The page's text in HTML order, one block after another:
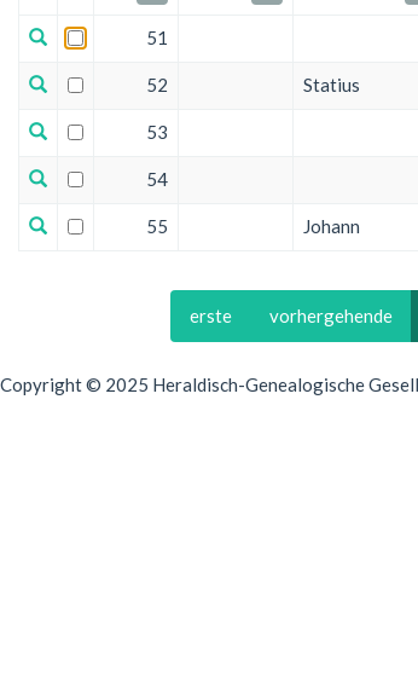
51
52 Statius
53
54
55 Johann
erste vorhergehende
Copyright © 2025 Heraldisch-Genealogische